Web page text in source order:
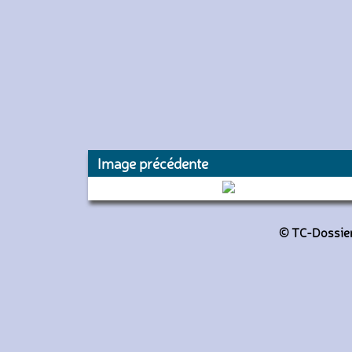
Image précédente
3634 (RATP)
© TC-